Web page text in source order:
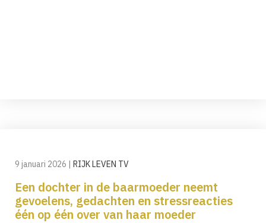
9 januari 2026 | RIJK LEVEN TV
Een dochter in de baarmoeder neemt
gevoelens, gedachten en stressreacties
één op één over van haar moeder